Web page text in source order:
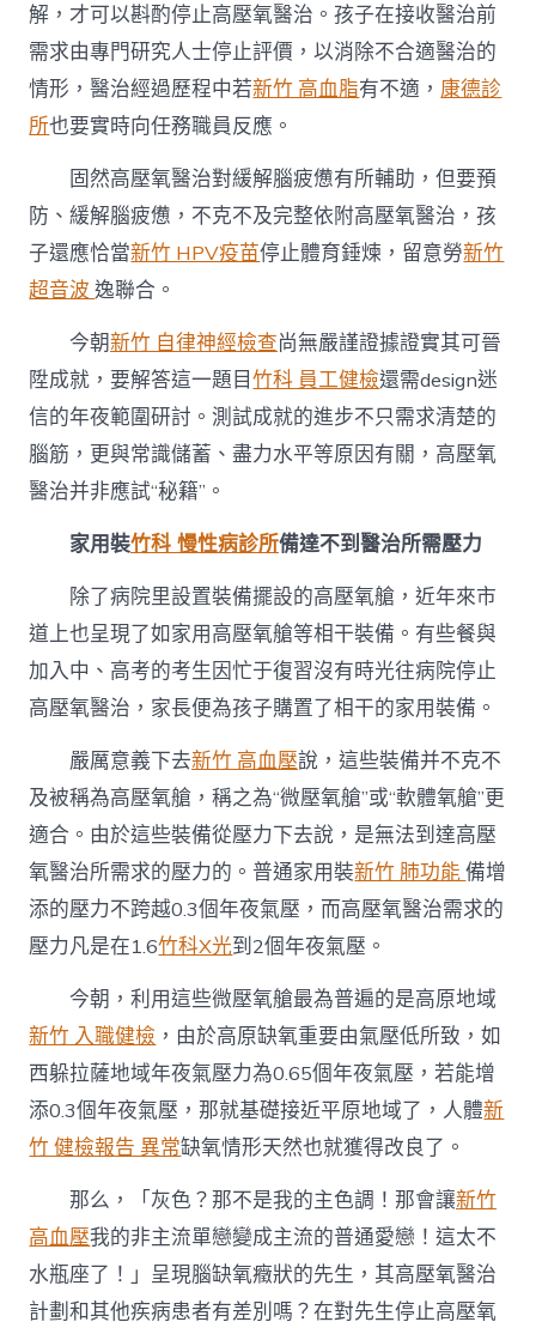
解，才可以斟酌停止高壓氧醫治。孩子在接收醫治前
需求由專門研究人士停止評價，以消除不合適醫治的
情形，醫治經過歷程中若新竹 高血脂有不適，康德診
所也要實時向任務職員反應。
固然高壓氧醫治對緩解腦疲憊有所輔助，但要預
防、緩解腦疲憊，不克不及完整依附高壓氧醫治，孩
子還應恰當新竹 HPV疫苗停止體育錘煉，留意勞新竹
超音波逸聯合。
今朝新竹 自律神經檢查尚無嚴謹證據證實其可晉
陞成就，要解答這一題目竹科 員工健檢還需design迷
信的年夜範圍研討。測試成就的進步不只需求清楚的
腦筋，更與常識儲蓄、盡力水平等原因有關，高壓氧
醫治并非應試“秘籍”。
家用裝竹科 慢性病診所備達不到醫治所需壓力
除了病院里設置裝備擺設的高壓氧艙，近年來市
道上也呈現了如家用高壓氧艙等相干裝備。有些餐與
加入中、高考的考生因忙于復習沒有時光往病院停止
高壓氧醫治，家長便為孩子購置了相干的家用裝備。
嚴厲意義下去新竹 高血壓說，這些裝備并不克不
及被稱為高壓氧艙，稱之為“微壓氧艙”或“軟體氧艙”更
適合。由於這些裝備從壓力下去說，是無法到達高壓
氧醫治所需求的壓力的。普通家用裝新竹 肺功能備增
添的壓力不跨越0.3個年夜氣壓，而高壓氧醫治需求的
壓力凡是在1.6竹科X光到2個年夜氣壓。
今朝，利用這些微壓氧艙最為普遍的是高原地域
新竹 入職健檢 ，由於高原缺氧重要由氣壓低所致，如
西躲拉薩地域年夜氣壓力為0.65個年夜氣壓，若能增
添0.3個年夜氣壓，那就基礎接近平原地域了，人體新
竹 健檢報告 異常缺氧情形天然也就獲得改良了。
那么，「灰色？那不是我的主色調！那會讓新竹
高血壓我的非主流單戀變成主流的普通愛戀！這太不
水瓶座了！」呈現腦缺氧癥狀的先生，其高壓氧醫治
計劃和其他疾病患者有差別嗎？在對先生停止高壓氧